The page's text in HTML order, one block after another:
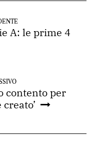
A: le prime 4
contento per